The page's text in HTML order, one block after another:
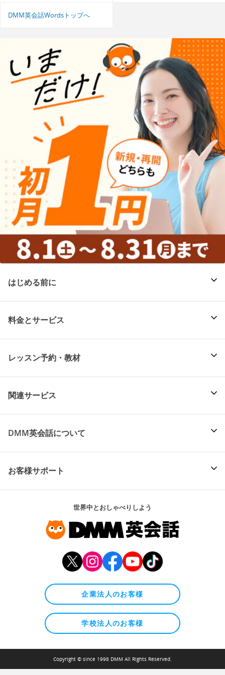
DMM英会話Wordsトップへ
はじめる前に
料金とサービス
レッスン予約・教材
関連サービス
DMM英会話について
お客様サポート
世界中とおしゃべりしよう
企業法人のお客様
学校法人のお客様
Copyright © since 1998 DMM All Rights Reserved.